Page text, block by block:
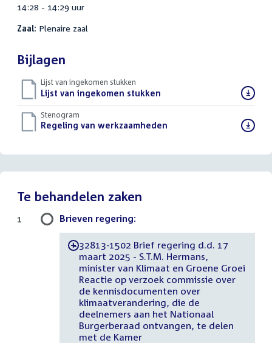
14:28 - 14:29 uur
Zaal: Plenaire zaal
Bijlagen
Lijst van ingekomen stukken
Download
bestand:
Lijst van ingekomen stukken
Stenogram
Download
Regeling van werkzaamheden
Te behandelen zaken
Brieven regering:
-32813-1502 Brief regering d.d. 17
maart 2025 - S.T.M. Hermans,
minister van Klimaat en Groene Groei
Reactie op verzoek commissie over
de kennisdocumenten over
klimaatverandering, die de
deelnemers aan het Nationaal
Burgerberaad ontvangen, te delen
met de Kamer
1